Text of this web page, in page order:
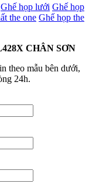
Ghế họp lưới Ghế họp
the one Ghế họp the
CHÂN SƠN
theo mẫu bên dưới,
24h.